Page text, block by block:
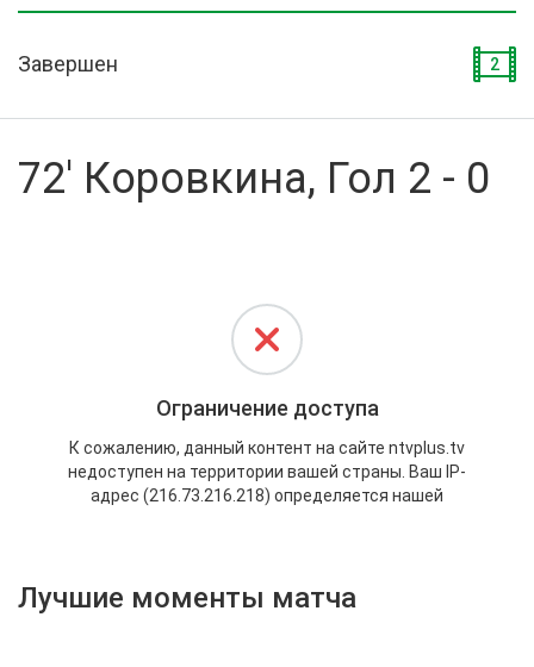
О сайте
Завершен 2
72' Коровкина, Гол 2 - 0
Лучшие моменты матча